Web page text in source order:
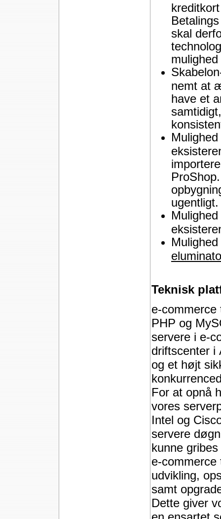
skal
nemt at
have et
ugentligt.
Teknisk
e-commerce
PHP og
servere i e-
driftscenter i
og et højt
For at opnå
vores
Intel og
servere
kunne
e-
udvikling,
samt
Dette giver